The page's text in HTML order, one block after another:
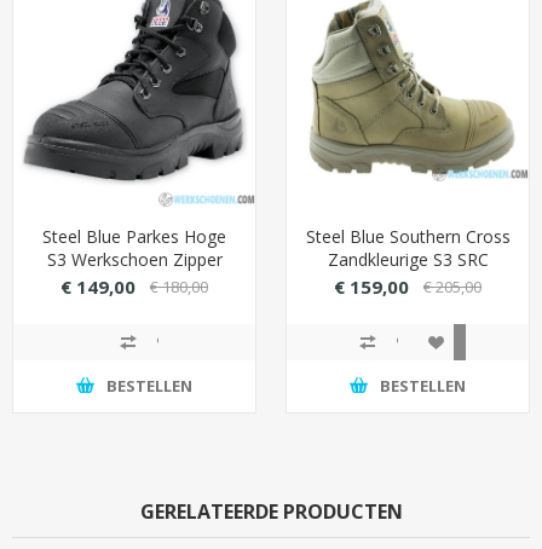
Steel Blue Parkes Hoge
S3 Werkschoen Zipper
(Top werkschoen)
€ 149,00 € 180,00
BESTELLEN
Steel Blue Southern Cross
Zandkleurige S3 SRC
Werkschoen Zipper
€ 159,00 € 205,00
BESTELLEN
GERELATEERDE PRODUCTEN